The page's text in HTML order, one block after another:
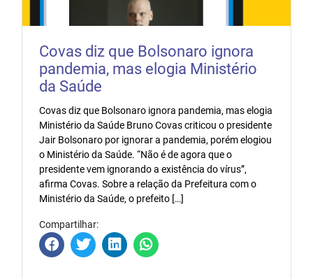
Covas diz que Bolsonaro ignora
pandemia, mas elogia Ministério
da Saúde
Covas diz que Bolsonaro ignora pandemia, mas elogia
Ministério da Saúde Bruno Covas criticou o presidente
Jair Bolsonaro por ignorar a pandemia, porém elogiou
o Ministério da Saúde. “Não é de agora que o
presidente vem ignorando a existência do vírus”,
afirma Covas. Sobre a relação da Prefeitura com o
Ministério da Saúde, o prefeito […]
Compartilhar: